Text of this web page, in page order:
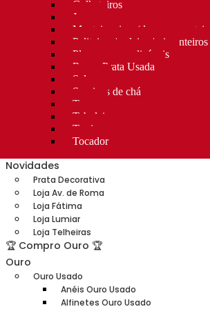
Galheteiros
Jarras
Manteigueiras (doces e
Paliteiros | saleiros| pimenteiros
Placas personalizáveis
Rocas Prata Usada
Salvas
Serviços de chá
Taças
Tabuleiros
Terrinas
Tocador
Novidades
Prata Decorativa
Loja Av. de Roma
Loja Fátima
Loja Lumiar
Loja Telheiras
🏆 Compro Ouro 🏆
Ouro
Ouro Usado
Anéis Ouro Usado
Alfinetes Ouro Usado